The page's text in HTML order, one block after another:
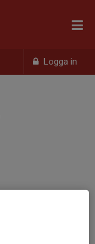
Logga in